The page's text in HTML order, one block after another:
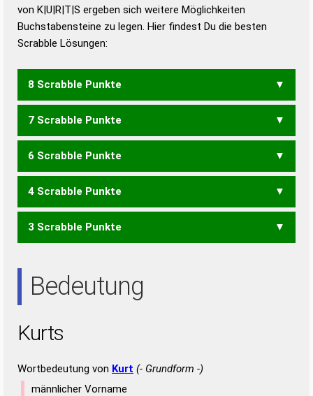
Duden – Die deutsche Grammatik
Duden – Deutsches
von K|U|R|T|S ergeben sich weitere Möglichkeiten
Buchstabensteine zu legen. Hier findest Du die besten
Scrabble Lösungen:
8 Scrabble Punkte
KURST
7 Scrabble Punkte
KURS
6 Scrabble Punkte
SUK
4 Scrabble Punkte
STUR SURT URST
3 Scrabble Punkte
Bedeutung
Kurts
Wortbedeutung von Kurt (- Grundform -)
männlicher Vorname